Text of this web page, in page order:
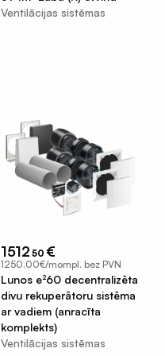
Ventilācijas sistēmas
€
1512 50
1250.00€/mompl. bez PVN
Lunos e²60 decentralizēta
divu rekuperātoru sistēma
ar vadiem (anracīta
komplekts)
Ventilācijas sistēmas